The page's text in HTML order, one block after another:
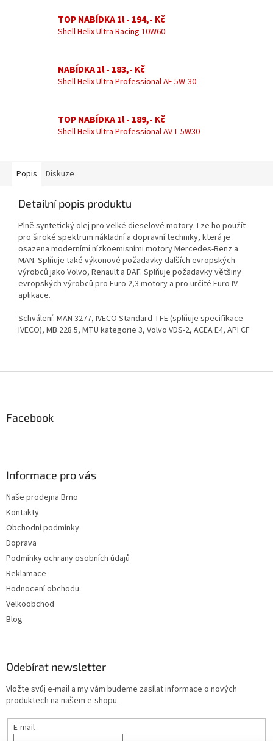
TOP NABÍDKA 1l - 194,- Kč
Shell Helix Ultra Racing 10W60
NABÍDKA 1l - 183,- Kč
Shell Helix Ultra Professional AF 5W-30
TOP NABÍDKA 1l - 189,- Kč
Shell Helix Ultra Professional AV-L 5W30
Popis Diskuze
Detailní popis produktu
Plně syntetický olej pro velké dieselové motory. Lze ho použít
pro široké spektrum nákladní a dopravní techniky, která je
osazena moderními nízkoemisními motory Mercedes-Benz a
MAN. Splňuje také výkonové požadavky dalších evropských
výrobců jako Volvo, Renault a DAF. Splňuje požadavky většiny
evropských výrobců pro Euro 2,3 motory a pro určité Euro IV
aplikace.
Schválení: MAN 3277, IVECO Standard TFE (splňuje specifikace
IVECO), MB 228.5, MTU kategorie 3, Volvo VDS-2, ACEA E4, API CF
Facebook
Informace pro vás
Naše prodejna Brno
Kontakty
Obchodní podmínky
Doprava
Podmínky ochrany osobních údajů
Reklamace
Hodnocení obchodu
Velkoobchod
Blog
Odebírat newsletter
Vložte svůj e-mail a my vám budeme zasílat informace o nových
produktech na našem e-shopu.
E-mail